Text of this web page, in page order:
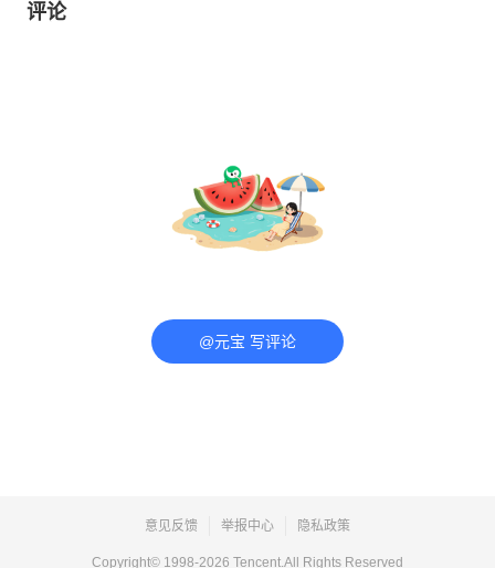
评论
@元宝 写评论
意见反馈 举报中心 隐私政策
Copyright© 1998-2026 Tencent.All Rights Reserved